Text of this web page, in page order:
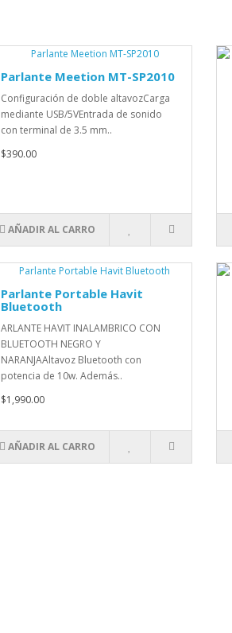
Parlante Meetion MT-SP2010
Configuración de doble altavozCarga
mediante USB/5VEntrada de sonido
con terminal de 3.5 mm..
$390.00
AÑADIR AL CARRO
Parlante Portable Havit
Bluetooth
ARLANTE HAVIT INALAMBRICO CON
BLUETOOTH NEGRO Y
NARANJAAltavoz Bluetooth con
potencia de 10w. Además..
$1,990.00
AÑADIR AL CARRO